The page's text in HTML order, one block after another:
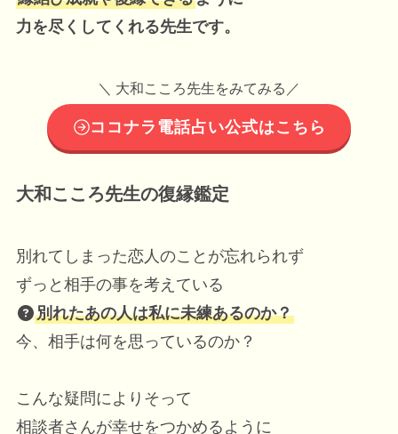
力を尽くしてくれる先生です。
＼ 大和こころ先生をみてみる／
ココナラ電話占い公式はこちら
大和こころ先生の復縁鑑定
別れてしまった恋人のことが忘れられず
ずっと相手の事を考えている
別れたあの人は私に未練あるのか？
今、相手は何を思っているのか？
こんな疑問によりそって
相談者さんが幸せをつかめるように